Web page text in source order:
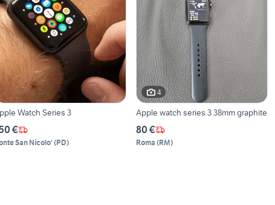
Watch Series 3
€
San Nicolo' (PD)
4
Apple watch series 3 38mm graphite
80 €
Roma (RM)